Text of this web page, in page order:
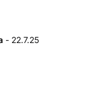
- 22.7.25